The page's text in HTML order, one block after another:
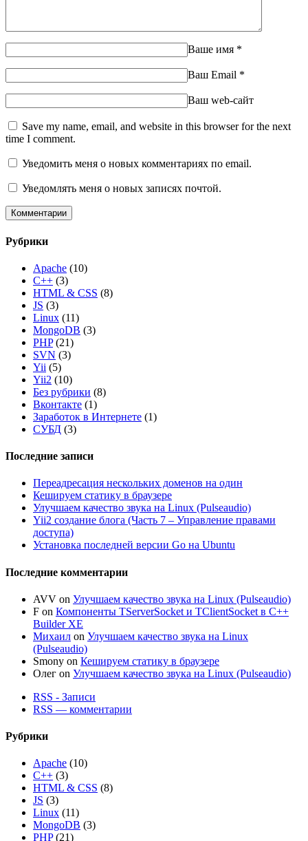
Ваше имя *
Ваш Email *
Ваш web-сайт
Save my name, email, and website in this browser for the next
time I comment.
Уведомить меня о новых комментариях по email.
Уведомлять меня о новых записях почтой.
Рубрики
Apache (10)
C++ (3)
HTML & CSS (8)
JS (3)
Linux (11)
MongoDB (3)
PHP(21)
SVN (3)
Yii (5)
Yii2 (10)
Без рубрики (8)
Вконтакте (1)
Заработок в Интернете (1)
СУБД (3)
Последние записи
Переадресация нескольких доменов на один
Кешируем статику в браузере
Улучшаем качество звука на Linux (Pulseaudio)
Yii2 создание блога (Часть 7 – Управление правами
доступа)
Установка последней версии Go на Ubuntu
Последние комментарии
AVV on Улучшаем качество звука на Linux (Pulseaudio)
F on Компоненты TServerSocket и TClientSocket в C++
Builder XE
Михаил on Улучшаем качество звука на Linux
(Pulseaudio)
Smony on Кешируем статику в браузере
Олег on Улучшаем качество звука на Linux (Pulseaudio)
RSS - Записи
RSS — комментарии
Рубрики
Apache (10)
C++ (3)
HTML & CSS (8)
JS (3)
Linux (11)
MongoDB (3)
PHP(21)